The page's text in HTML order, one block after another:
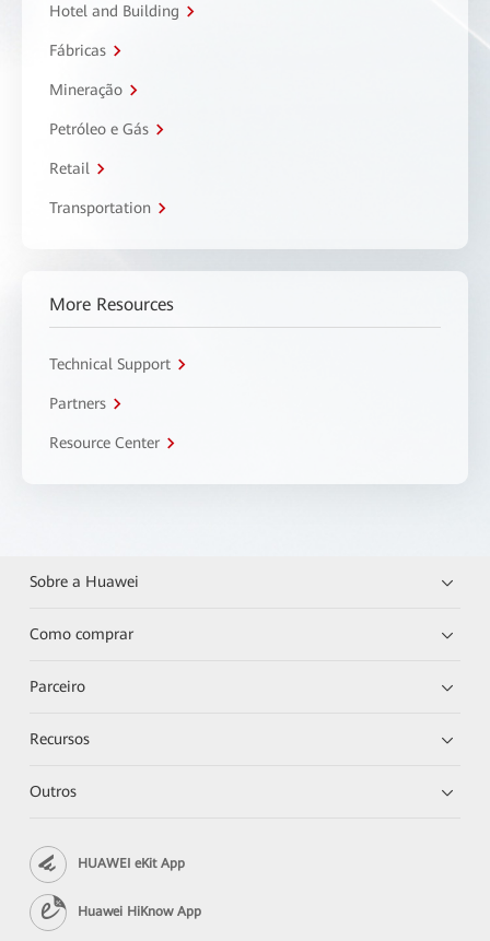
Hotel and Building
Fábricas
Mineração
Petróleo e Gás
Retail
Transportation
More Resources
Technical Support
Partners
Resource Center
Sobre a Huawei
Como comprar
Parceiro
Recursos
Outros
HUAWEI eKit App
Huawei HiKnow App